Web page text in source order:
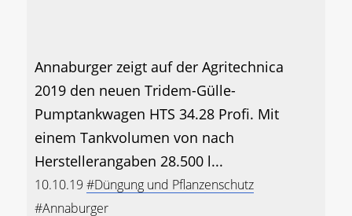
Annaburger zeigt auf der Agritechnica
2019 den neuen Tridem-Gülle-
Pumptankwagen HTS 34.28 Profi. Mit
einem Tankvolumen von nach
Herstellerangaben 28.500 l...
10.10.19 #Düngung und Pflanzenschutz
#Annaburger